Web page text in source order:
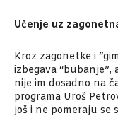
Učenje uz
Kroz zagonetke i
izbegava
nije im dosadno na
programa Uroš
još i ne pomeraju se